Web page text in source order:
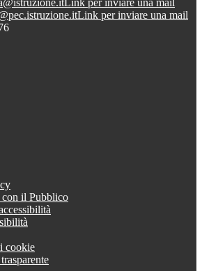
Link per inviare una mail
il Pubblico
cookie